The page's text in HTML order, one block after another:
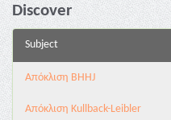
Discover
Subject
Aπόκλιση BHHJ
Aπόκλιση Kullback-Leibler